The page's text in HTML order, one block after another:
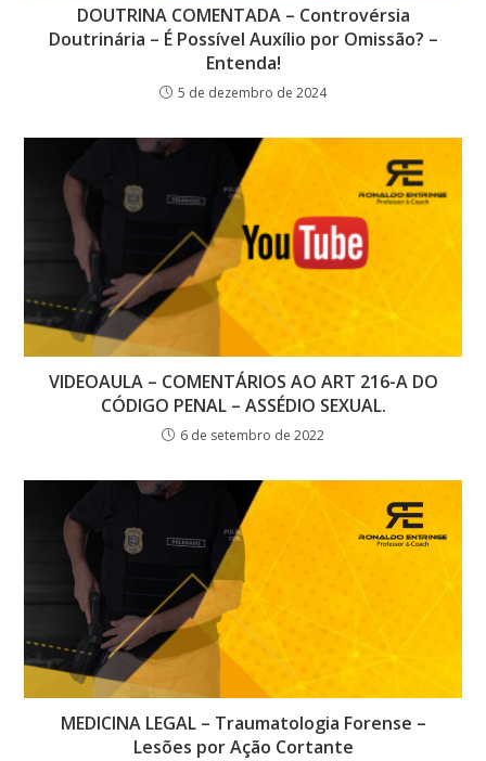
DOUTRINA COMENTADA – Controvérsia
Doutrinária – É Possível Auxílio por Omissão? –
Entenda!
5 de dezembro de 2024
VIDEOAULA – COMENTÁRIOS AO ART 216-A DO
CÓDIGO PENAL – ASSÉDIO SEXUAL.
6 de setembro de 2022
MEDICINA LEGAL – Traumatologia Forense –
Lesões por Ação Cortante